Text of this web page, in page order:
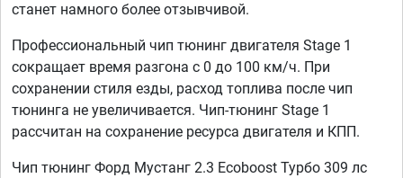
станет намного более отзывчивой.
Профессиональный чип тюнинг двигателя Stage 1
сокращает время разгона с 0 до 100 км/ч. При
сохранении стиля езды, расход топлива после чип
тюнинга не увеличивается. Чип-тюнинг Stage 1
рассчитан на сохранение ресурса двигателя и КПП.
Чип тюнинг Форд Мустанг 2.3 Ecoboost Турбо 309 лс